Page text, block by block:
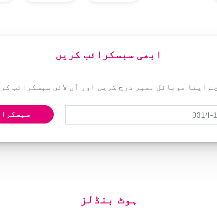
ابھی سبسکرائب کریں
اپنا موبائل نمبر درج کریں اور آن لائن سبسکرائب
ہوٹ بنڈلز